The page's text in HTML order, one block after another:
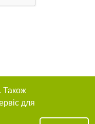
Також
для